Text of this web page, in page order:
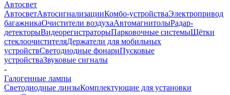
Автосвет
АвтосветАвтосигнализацииКомбо-устройстваЭлектропривод
багажникаОчистители воздухаАвтомагнитолыРадар-
детекторыВидеорегистраторыПарковочные системыЩётки
стеклоочистителяДержатели для мобильных
устройствСветодиодные фонариПусковые
устройстваЗвуковые сигналы
-
Галогенные лампы
Светодиодные линзыКомплектующие для установки